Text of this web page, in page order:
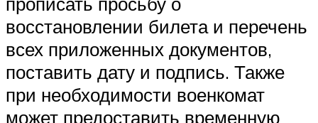
восстановлении билета и перечень
всех приложенных документов,
поставить дату и подпись. Также
при необходимости военкомат
может предоставить временную